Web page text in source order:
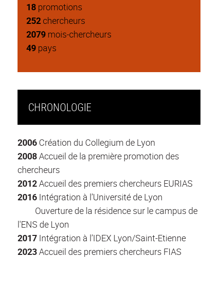
18 promotions
252chercheurs
2079 mois-chercheurs
49 pays
CHRONOLOGIE
2006 Création du Collegium de Lyon
2008Accueil de la première promotion des
chercheurs
2012Accueil des premiers chercheurs EURIAS
2016 Intégration à l’Université de Lyon
Ouverture de la résidence sur le campus de
l'ENS de Lyon
2017 Intégration à l’IDEX Lyon/Saint-Etienne
2023Accueil des premiers chercheurs FIAS